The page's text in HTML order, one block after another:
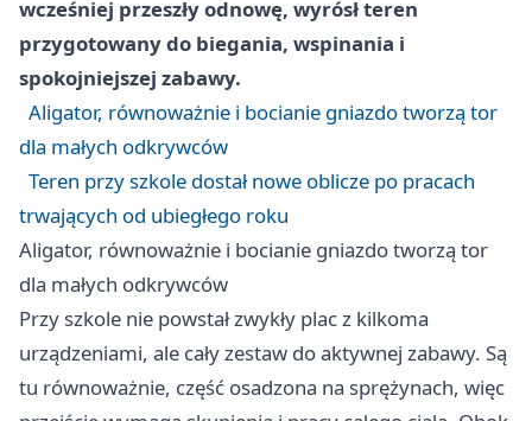
wcześniej przeszły odnowę, wyrósł teren
przygotowany do biegania, wspinania i
spokojniejszej zabawy.
Aligator, równoważnie i bocianie gniazdo tworzą tor
dla małych odkrywców
Teren przy szkole dostał nowe oblicze po pracach
trwających od ubiegłego roku
Aligator, równoważnie i bocianie gniazdo tworzą tor
dla małych odkrywców
Przy szkole nie powstał zwykły plac z kilkoma
urządzeniami, ale cały zestaw do aktywnej zabawy. Są
tu równoważnie, część osadzona na sprężynach, więc